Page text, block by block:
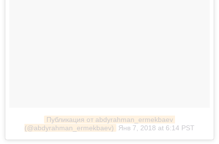
Публикация от abdyrahman_ermekbaev
(@abdyrahman_ermekbaev)
Янв 7, 2018 at 6:14 PST